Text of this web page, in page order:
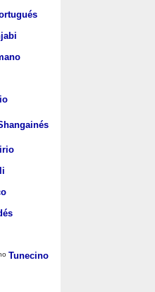
Tunecino